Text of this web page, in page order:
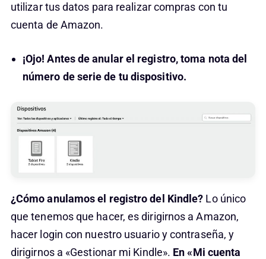
utilizar tus datos para realizar compras con tu
cuenta de Amazon.
¡Ojo! Antes de anular el registro, toma nota del
número de serie de tu dispositivo.
¿Cómo anulamos el registro del Kindle? Lo único
que tenemos que hacer, es dirigirnos a Amazon,
hacer login con nuestro usuario y contraseña, y
dirigirnos a «Gestionar mi Kindle». En «Mi cuenta